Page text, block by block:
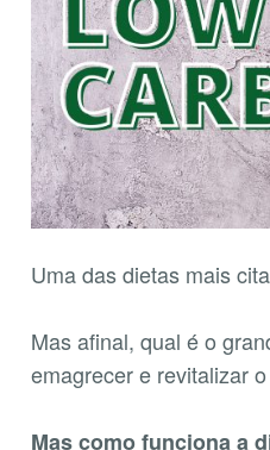
Uma das dietas mais
Mas afinal, qual é o
emagrecer e revitalizar
Mas como funciona a